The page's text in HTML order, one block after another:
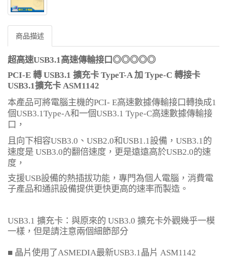
商品描述
超高速USB3.1高速傳輸接口◎◎◎◎◎
PCI-E 轉USB3.1 擴充卡TypeT-A 加 Type-C 轉接卡
USB3.1擴充卡ASM1142
本產品可將電腦主機的PCI- E高速數據傳輸接口轉換成1
個USB3.1Type-A和一個USB3.1 Type-C高速數據傳輸接
口，
且向下相容USB3.0 、 USB2.0和USB1.1設備， USB3.1的
速度是 USB3.0的翻倍速度，更是遠遠高於USB2.0的速
度，
支援USB設備的熱插拔功能，專門為個人電腦，消費電
子產品和通訊設備提供更快更高的速率而製造。
USB3.1 擴充卡：與原來的 USB3.0 擴充卡外觀幾乎一模
一樣，但是請注意兩個細節部分
■ 晶片使用了ASMEDIA最新USB3.1晶片 ASM1142